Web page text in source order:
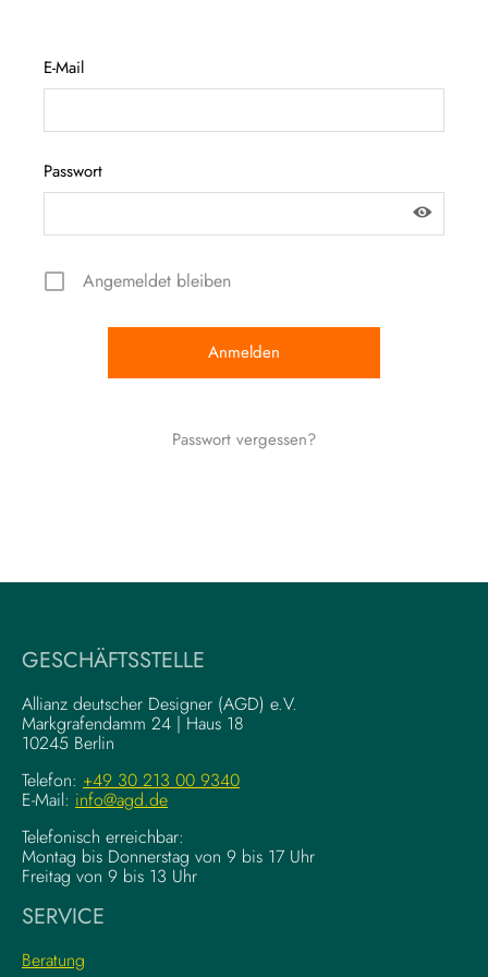
E-Mail
Passwort
Angemeldet bleiben
Passwort vergessen?
GESCHÄFTSSTELLE
Allianz deutscher Designer (AGD) e.V.
Markgrafendamm 24 | Haus 18
10245 Berlin
Telefon: +49 30 213 00 9340
E-Mail: info@agd.de
Telefonisch erreichbar:
Montag bis Donnerstag von 9 bis 17 Uhr
Freitag von 9 bis 13 Uhr
SERVICE
Beratung